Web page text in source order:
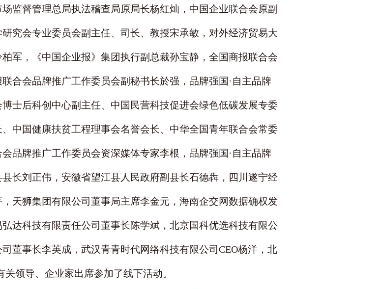
监督管理总局执法稽查局原局长杨红灿，中国企业联合会原副
究会专业委员会副主任、司长、教授宋承敏，对外经济贸易大
军，《中国企业报》集团执行副总裁孙宝静，全国商报联合会
合会品牌推广工作委员会副秘书长於强，品牌强国·自主品牌
士后科创中心副主任、中国民营科技促进会绿色低碳发展专委
中国健康扶贫工程理事会名誉会长、中华全国青年联合会常委
品牌推广工作委员会资深媒体专家李根，品牌强国·自主品牌
长刘正伟，安徽省望江县人民政府副县长石德犇，四川遂宁经
天狮集团有限公司董事局主席李金元，海南企交网数据确权发
达科技有限责任公司董事长陈学斌，北京国科优选科技有限公
董事长李英成，武汉青青时代网络科技有限公司CEO杨洋，北
领导、企业家出席参加了线下活动。